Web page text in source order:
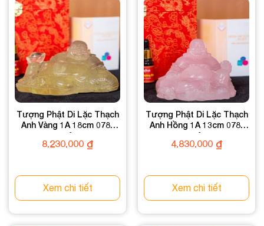
Tượng Phật Di Lặc Thạch
Anh Vàng 1A 18cm 078-
0911A-18
8.230.000 ₫
Xem chi tiết
Tượng Phật Di Lặc Thạch
Anh Hồng 1A 13cm 078-
0761A-13
4.830.000 ₫
Xem chi tiết